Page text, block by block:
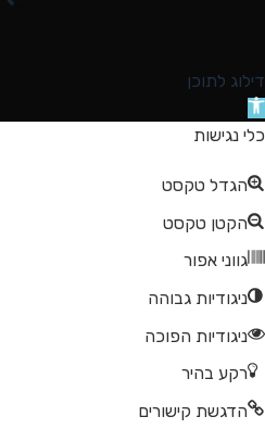
דילוג לתוכן
פתח
סרגל
כלי נגישות
הגדל טקסט
הקטן טקסט
גווני אפור
ניגודיות גבוהה
ניגודיות הפוכה
רקע בהיר
הדגשת קישורים